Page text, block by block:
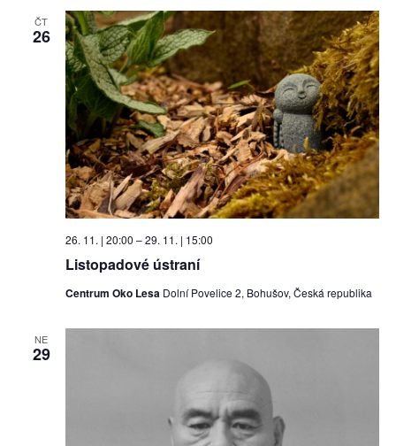
ČT
26
Listopadové ústraní
26. 11. | 20:00 –29. 11. | 15:00
Centrum Oko Lesa Dolní Povelice 2, Bohušov, Česká republika
NE
29